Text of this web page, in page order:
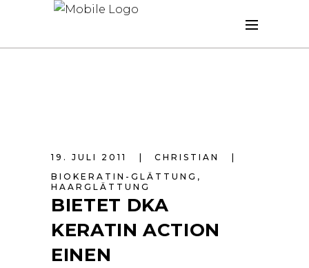
19. JULI 2011
CHRISTIAN
BIOKERATIN-GLÄTTUNG ,
HAARGLÄTTUNG
BIETET DKA
KERATIN ACTION
EINEN